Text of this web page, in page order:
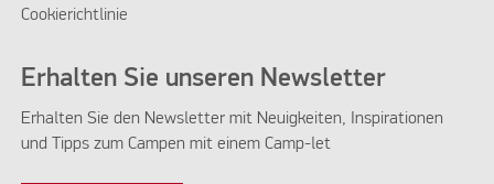
Cookierichtlinie
Erhalten Sie unseren Newsletter
Erhalten Sie den Newsletter mit Neuigkeiten, Inspirationen
und Tipps zum Campen mit einem Camp-let